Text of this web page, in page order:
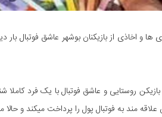
ها و اخاذی از بازیکنان بوشهر عاشق فوتبال
بازیکن روستایی و عاشق فوتبال با یک فرد
مند به فوتبال پول را پرداخت میکند و